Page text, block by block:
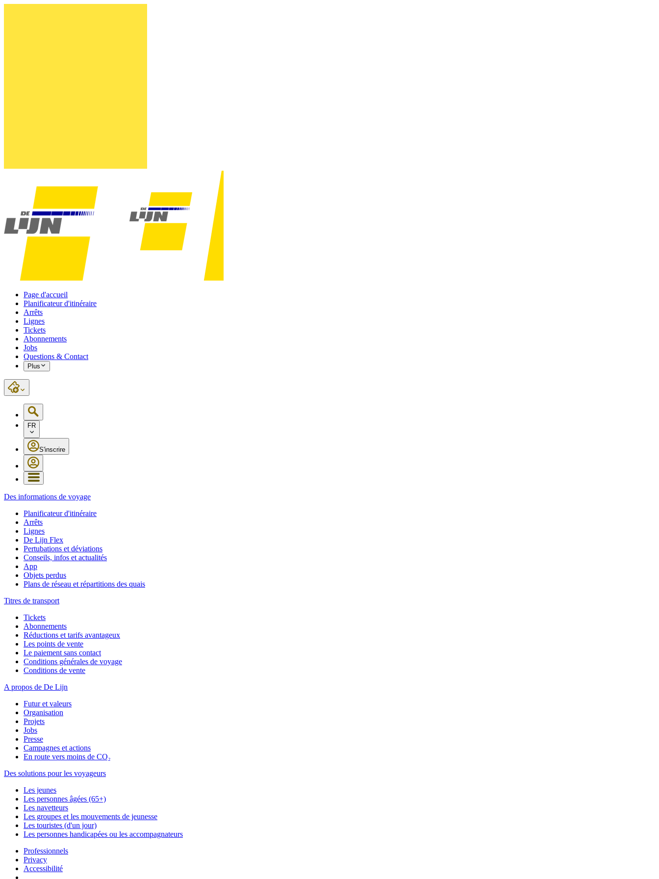
Page d'accueil
Planificateur d'itinéraire
Arrêts
Lignes
Tickets
Abonnements
Jobs
Questions & Contact
Plus
FR
S'inscrire
Des informations de voyage
Planificateur d'itinéraire
Arrêts
Lignes
De Lijn Flex
Pertubations et déviations
Conseils, infos et actualités
App
Objets perdus
Plans de réseau et répartitions des quais
Titres de transport
Tickets
Abonnements
Réductions et tarifs avantageux
Les points de vente
Le paiement sans contact
Conditions générales de voyage
Conditions de vente
A propos de De Lijn
Futur et valeurs
Organisation
Projets
Jobs
Presse
Campagnes et actions
En route vers moins de CO₂
Des solutions pour les voyageurs
Les jeunes
Les personnes âgées (65+)
Les navetteurs
Les groupes et les mouvements de jeunesse
Les touristes (d'un jour)
Les personnes handicapées ou les accompagnateurs
Professionnels
Privacy
Accessibilité